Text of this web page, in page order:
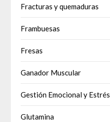
Fracturas y quemaduras
Frambuesas
Fresas
Ganador Muscular
Gestión Emocional y Estrés
Glutamina